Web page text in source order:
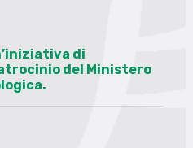
di
del Ministero